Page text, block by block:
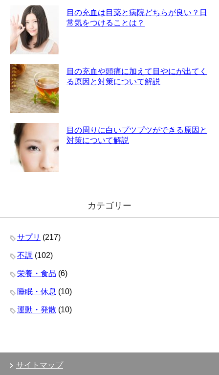
目の充血は目薬と病院どちらが良い？日
常気をつけることは？
目の充血や頭痛に加えて目やにが出てく
る原因と対策について解説
目の周りに白いプツプツができる原因と
対策について解説
カテゴリー
サプリ (217)
不調 (102)
栄養・食品 (6)
睡眠・休息 (10)
運動・発散 (10)
サイトマップ